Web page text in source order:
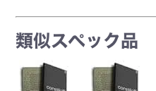
類似スペック品